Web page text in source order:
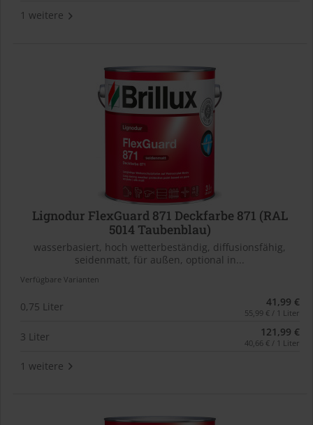
1 weitere
Lignodur FlexGuard 871 Deckfarbe 871 (RAL
5014 Taubenblau)
wasserbasiert, hoch wetterbeständig, diffusionsfähig,
seidenmatt, für außen, optional in...
Verfügbare Varianten
0,75 Liter 41,99 €
55,99 € / 1 Liter
3 Liter 121,99 €
40,66 € / 1 Liter
1 weitere